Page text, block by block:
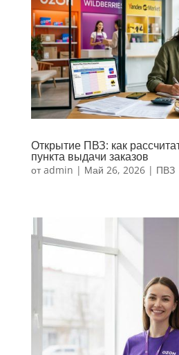
Открытие ПВЗ: как
пункта выдачи заказов
отadmin | Май 26, 2026| ПВЗ